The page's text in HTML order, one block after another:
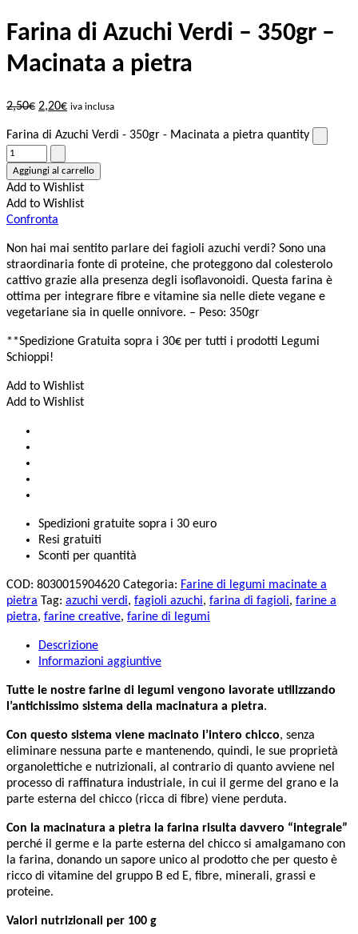
Farina di Azuchi Verdi – 350gr –
Macinata a pietra
2,50€ 2,20€ iva inclusa
Farina di Azuchi Verdi - 350gr - Macinata a pietra quantity
Aggiungi al carrello
Add to Wishlist
Add to Wishlist
Confronta
Non hai mai sentito parlare dei fagioli azuchi verdi? Sono una
straordinaria fonte di proteine, che proteggono dal colesterolo
cattivo grazie alla presenza degli isoflavonoidi. Questa farina è
ottima per integrare fibre e vitamine sia nelle diete vegane e
vegetariane sia in quelle onnivore. – Peso: 350gr
**Spedizione Gratuita sopra i 30€ per tutti i prodotti Legumi
Schioppi!
Add to Wishlist
Add to Wishlist
Spedizioni gratuite sopra i 30 euro
Resi gratuiti
Sconti per quantità
COD: 8030015904620 Categoria: Farine di legumi macinate a
pietra Tag: azuchi verdi, fagioli azuchi, farina di fagioli, farine a
pietra, farine creative, farine di legumi
Descrizione
Informazioni aggiuntive
Tutte le nostre farine di legumi vengono lavorate utilizzando
l’antichissimo sistema della macinatura a pietra.
Con questo sistema viene macinato l’intero chicco, senza
eliminare nessuna parte e mantenendo, quindi, le sue proprietà
organolettiche e nutrizionali, al contrario di quanto avviene nel
processo di raffinatura industriale, in cui il germe del grano e la
parte esterna del chicco (ricca di fibre) viene perduta.
Con la macinatura a pietra la farina risulta davvero “integrale”
perché il germe e la parte esterna del chicco si amalgamano con
la farina, donando un sapore unico al prodotto che per questo è
ricco di vitamine del gruppo B ed E, fibre, minerali, grassi e
proteine.
Valori nutrizionali per 100 g